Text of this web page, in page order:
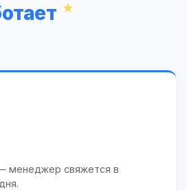
менеджер свяжется в